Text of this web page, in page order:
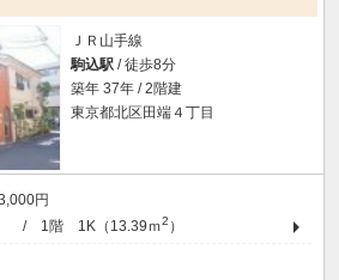
ＪＲ山手線
駒込駅 / 徒歩8分
築年 37年 / 2階建
東京都北区田端４丁目
円
/ 1階 1K（13.39ｍ2 ）